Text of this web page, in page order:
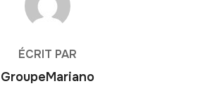
ÉCRIT PAR
GroupeMariano